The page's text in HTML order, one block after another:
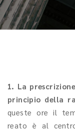
1. La
principio della
queste ore il
reato è al